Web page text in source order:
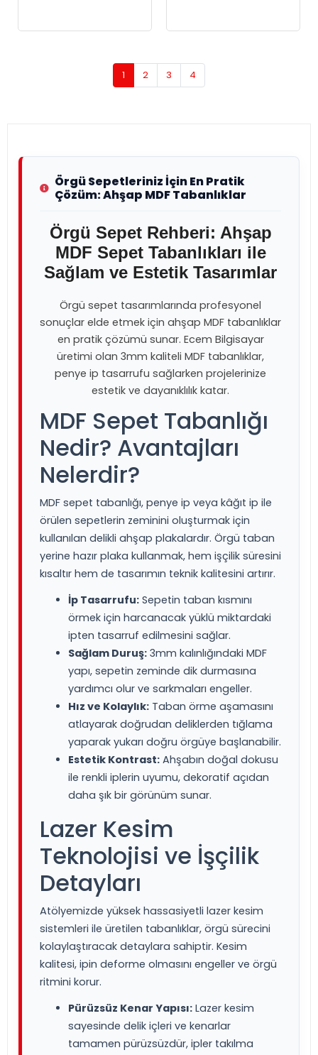
1 2 3 4
Örgü Sepetleriniz İçin En Pratik
Çözüm: Ahşap MDF Tabanlıklar
Örgü Sepet Rehberi: Ahşap
MDF Sepet Tabanlıkları ile
Sağlam ve Estetik Tasarımlar
Örgü sepet tasarımlarında profesyonel
sonuçlar elde etmek için ahşap MDF tabanlıklar
en pratik çözümü sunar. Ecem Bilgisayar
üretimi olan 3mm kaliteli MDF tabanlıklar,
penye ip tasarrufu sağlarken projelerinize
estetik ve dayanıklılık katar.
MDF Sepet Tabanlığı
Nedir? Avantajları
Nelerdir?
MDF sepet tabanlığı, penye ip veya kâğıt ip ile
örülen sepetlerin zeminini oluşturmak için
kullanılan delikli ahşap plakalardır. Örgü taban
yerine hazır plaka kullanmak, hem işçilik süresini
kısaltır hem de tasarımın teknik kalitesini artırır.
İp Tasarrufu: Sepetin taban kısmını
örmek için harcanacak yüklü miktardaki
ipten tasarruf edilmesini sağlar.
Sağlam Duruş: 3mm kalınlığındaki MDF
yapı, sepetin zeminde dik durmasına
yardımcı olur ve sarkmaları engeller.
Hız ve Kolaylık: Taban örme aşamasını
atlayarak doğrudan deliklerden tığlama
yaparak yukarı doğru örgüye başlanabilir.
Estetik Kontrast: Ahşabın doğal dokusu
ile renkli iplerin uyumu, dekoratif açıdan
daha şık bir görünüm sunar.
Lazer Kesim
Teknolojisi ve İşçilik
Detayları
Atölyemizde yüksek hassasiyetli lazer kesim
sistemleri ile üretilen tabanlıklar, örgü sürecini
kolaylaştıracak detaylara sahiptir. Kesim
kalitesi, ipin deforme olmasını engeller ve örgü
ritmini korur.
Pürüzsüz Kenar Yapısı: Lazer kesim
sayesinde delik içleri ve kenarlar
tamamen pürüzsüzdür, ipler takılma